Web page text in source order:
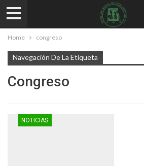
Home congreso
Navegación De La Etiqueta
Congreso
NOTICIAS